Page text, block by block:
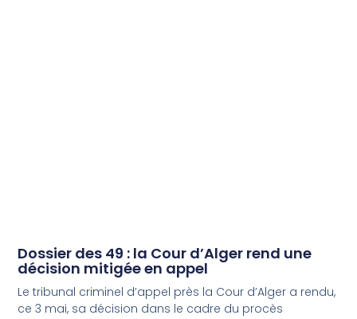
Dossier des 49 : la Cour d’Alger rend une
décision mitigée en appel
Le tribunal criminel d’appel près la Cour d’Alger a rendu,
ce 3 mai, sa décision dans le cadre du procès